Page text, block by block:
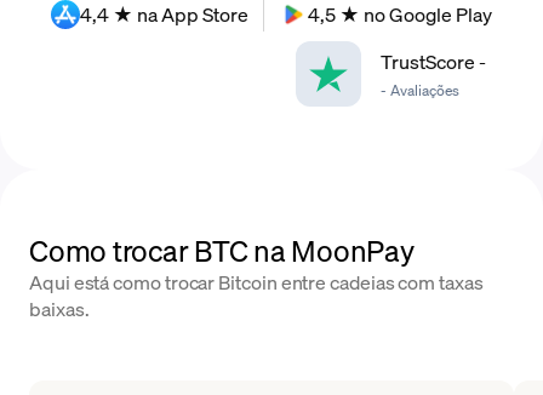
Crypto Prices4,4 ★ na App Store
4,5 ★ no Google Play
TrustScore-
- Avaliações
Como trocar BTC na MoonPay
Aqui está como trocar Bitcoin entre cadeias com taxas
baixas.